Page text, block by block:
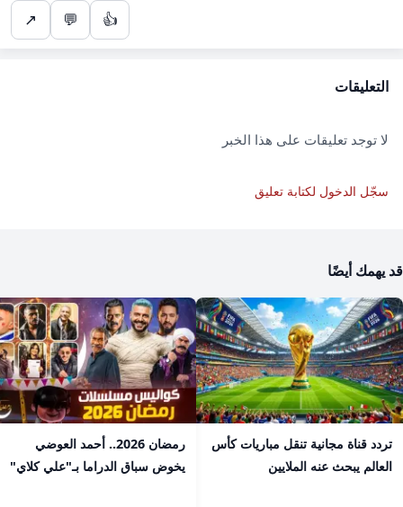
👍
💬
↗
التعليقات
لا توجد تعليقات على هذا الخبر
سجّل الدخول لكتابة تعليق
قد يهمك أيضًا
تردد قناة مجانية تنقل مباريات كأس
العالم يبحث عنه الملايين
رمضان 2026.. أحمد العوضي
يخوض سباق الدراما بـ"علي كلاي"